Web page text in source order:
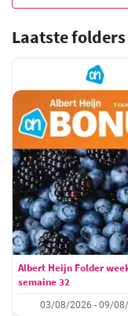
Laatste folders
Albert Heijn Folder
semaine 32
03/08/2026 - 09/